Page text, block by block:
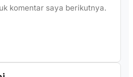
komentar saya berikutnya.